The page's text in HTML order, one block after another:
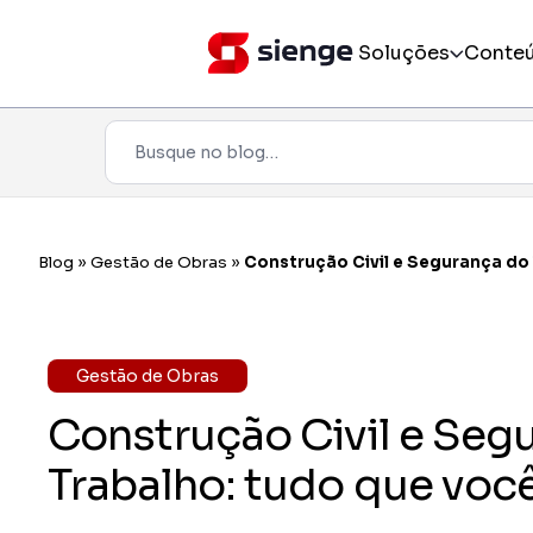
Soluções
Todos os produtos
Obra
Pós-vendas
Pesquisar
Blog » Gestão de Obras » Construção Civil e Segurança
Gestão de Obras
Construção Civil e
Trabalho: tudo que